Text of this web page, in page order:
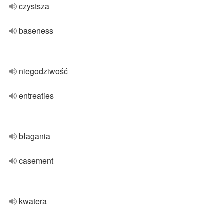
czystsza
baseness
niegodziwość
entreaties
błagania
casement
kwatera